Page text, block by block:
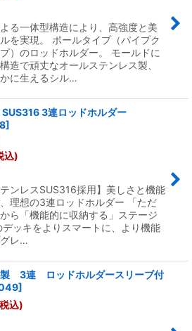
る一体型構造により、高強度と美
を実現。 ポールタイプ（パイプク
）のロッドホルダー。 モールドに
造で頑丈なオールステンレス製、
に生えるシル…
SUS316 3連ロッドホルダー
]
込)
テンレスSUS316採用】美しさと機能
理想の3連ロッドホルダー 「ただ
ら「機能的に収納する」ステージ
ッキをよりスマートに、より機能
レ…
製 3連 ロッドホルダースリーブ付
]
込)